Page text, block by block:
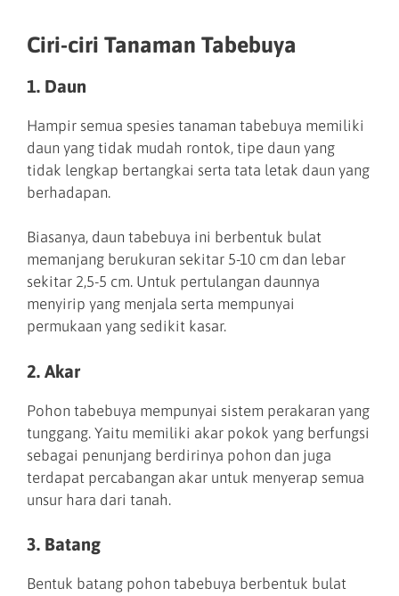
Ciri-ciri Tanaman Tabebuya
1. Daun
Hampir semua spesies tanaman tabebuya memiliki
daun yang tidak mudah rontok, tipe daun yang
tidak lengkap bertangkai serta tata letak daun yang
berhadapan.
Biasanya, daun tabebuya ini berbentuk bulat
memanjang berukuran sekitar 5-10 cm dan lebar
sekitar 2,5-5 cm. Untuk pertulangan daunnya
menyirip yang menjala serta mempunyai
permukaan yang sedikit kasar.
2. Akar
Pohon tabebuya mempunyai sistem perakaran yang
tunggang. Yaitu memiliki akar pokok yang berfungsi
sebagai penunjang berdirinya pohon dan juga
terdapat percabangan akar untuk menyerap semua
unsur hara dari tanah.
3. Batang
Bentuk batang pohon tabebuya berbentuk bulat